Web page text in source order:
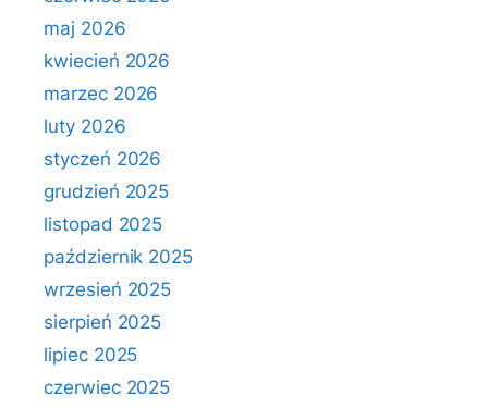
maj 2026
kwiecień 2026
marzec 2026
luty 2026
styczeń 2026
grudzień 2025
listopad 2025
październik 2025
wrzesień 2025
sierpień 2025
lipiec 2025
czerwiec 2025